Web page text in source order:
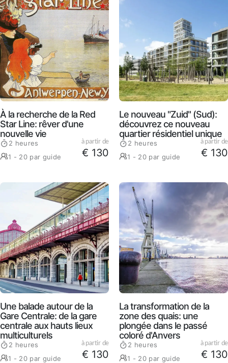
À la recherche de la Red
Star Line: rêver d'une
nouvelle vie
2 heures
1 - 20 par guide
à partir de
€ 130
Le nouveau "Zuid" (Sud):
découvrez ce nouveau
quartier résidentiel unique
2 heures
1 - 20 par guide
à partir de
€ 130
Une balade autour de la
Gare Centrale: de la gare
centrale aux hauts lieux
multiculturels
2 heures
1 - 20 par guide
à partir de
€ 130
La transformation de la
zone des quais: une
plongée dans le passé
coloré d'Anvers
2 heures
1 - 20 par guide
à partir de
€ 130